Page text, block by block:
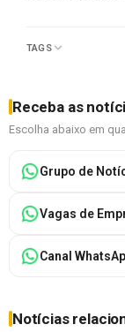
TAGS
Receba as
Escolha abaixo em
Grupo de
Vagas de
Canal
Notícias